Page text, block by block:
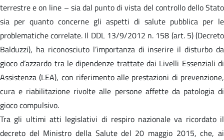
terrestre e on line – sia dal punto di vista del controllo dello Stato
sia per quanto concerne gli aspetti di salute pubblica per le
problematiche correlate. Il DDL 13/9/2012 n. 158 (art. 5) (Decreto
Balduzzi), ha riconosciuto l’importanza di inserire il disturbo da
gioco d’azzardo tra le dipendenze trattate dai Livelli Essenziali di
Assistenza (LEA), con riferimento alle prestazioni di prevenzione,
cura e riabilitazione rivolte alle persone affette da patologia di
gioco compulsivo.
Tra gli ultimi atti legislativi di respiro nazionale va ricordato il
decreto del Ministro della Salute del 20 maggio 2015, che, ai